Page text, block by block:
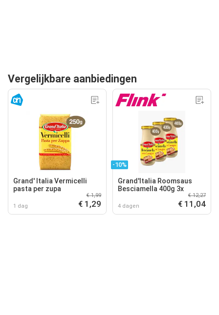
Vergelijkbare aanbiedingen
Grand' Italia Vermicelli
pasta per zupa
1 dag
€ 1,99
€ 1,29
-10%
Grand'Italia Roomsaus
Besciamella 400g 3x
4 dagen
€ 12,27
€ 11,04